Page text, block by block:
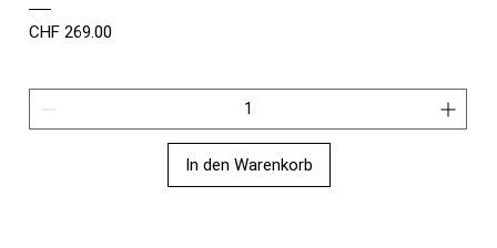
Preis
CHF 269.00
In den Warenkorb